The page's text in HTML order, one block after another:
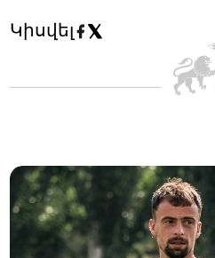
Կիսվել